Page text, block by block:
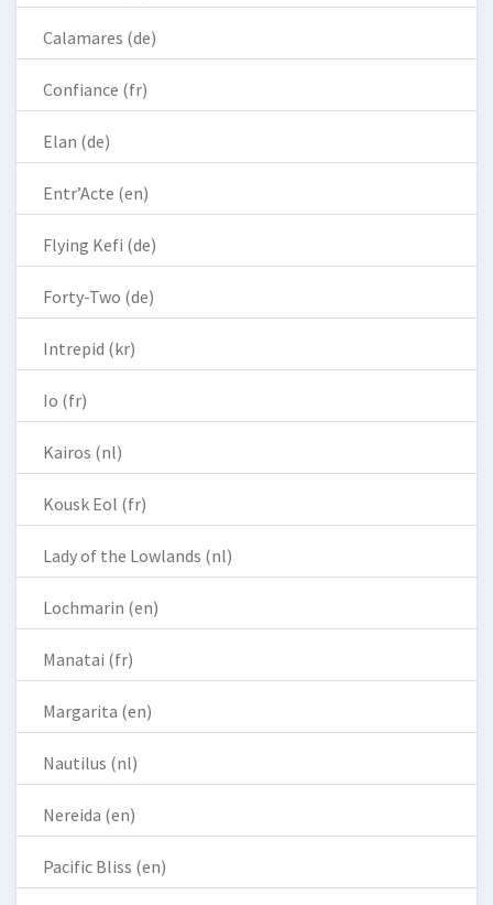
Calamares (de)
Confiance (fr)
Elan (de)
Entr’Acte (en)
Flying Kefi (de)
Forty-Two (de)
Intrepid (kr)
Io (fr)
Kairos (nl)
Kousk Eol (fr)
Lady of the Lowlands (nl)
Lochmarin (en)
Manatai (fr)
Margarita (en)
Nautilus (nl)
Nereida (en)
Pacific Bliss (en)